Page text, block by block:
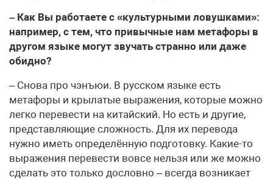
– Как Вы работаете с «культурными ловушками»:
например, с тем, что привычные нам метафоры в
другом языке могут звучать странно или даже
обидно?
– Снова про чэнъюи. В русском языке есть
метафоры и крылатые выражения, которые можно
легко перевести на китайский. Но есть и другие,
представляющие сложность. Для их перевода
нужно иметь определённую подготовку. Какие-то
выражения перевести вовсе нельзя или же можно
сделать это только дословно – всегда возникает